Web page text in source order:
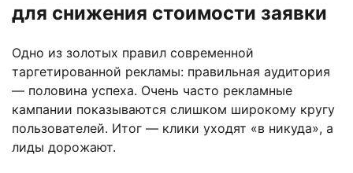
для снижения стоимости заявки
Одно из золотых правил современной
таргетированной рекламы: правильная аудитория
— половина успеха. Очень часто рекламные
кампании показываются слишком широкому кругу
пользователей. Итог — клики уходят «в никуда», а
лиды дорожают.